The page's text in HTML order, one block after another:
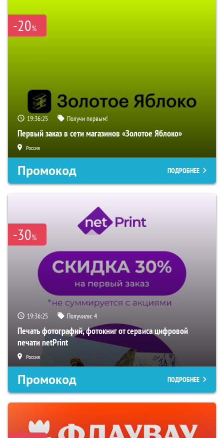
-20%
19:36:25 Получи первым!
Первый заказ в сети магазинов «Золотое Яблоко»
Россия
Промокод ПОДРОБНЕЕ
-30%
19:36:25 Получили:4
Печать фотографий, фотокниг от сервиса цифровой
печати netPrint
Россия
Промокод ПОДРОБНЕЕ